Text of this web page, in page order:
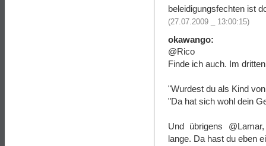
beleidigungsfechten ist
(27.07.2009 _ 13:00:15)
okawango:
@Rico
Finde ich auch. Im
"Wurdest du als Kind
"Da hat sich wohl dein
Und übrigens
lange. Da hast du eben